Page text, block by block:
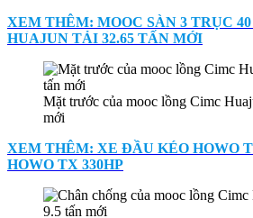
XEM THÊM: MOOC SÀN 3 TRỤC
HUAJUN TẢI 32.65 TẤN MỚI
Mặt trước của mooc lồng Cimc
mới
XEM THÊM: XE ĐẦU KÉO HOWO
HOWO TX 330HP